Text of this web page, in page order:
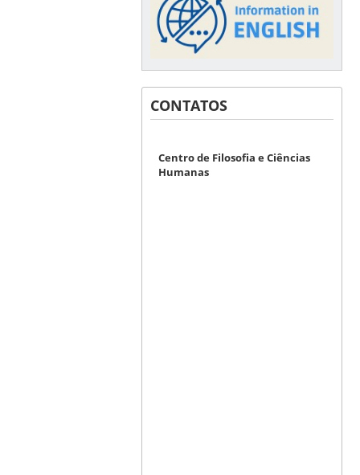
CONTATOS
Centro de Filosofia e Ciências
Humanas